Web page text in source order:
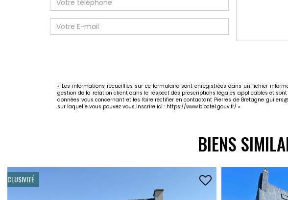
« Les informations recueillies sur ce formulaire sont enregistrées dans un fichier
gestion de la relation client dans le respect des prescriptions légales applicables et
données vous concernant et les faire rectifier en contactant Pierres de Bretagne
sur laquelle vous pouvez vous inscrire ici : https://www.bloctel.gouv.fr/ »
BIENS